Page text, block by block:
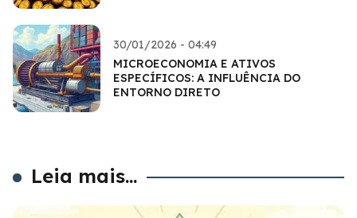
30/01/2026 - 04:49
MICROECONOMIA E ATIVOS
ESPECÍFICOS: A INFLUÊNCIA DO
ENTORNO DIRETO
Leia mais...